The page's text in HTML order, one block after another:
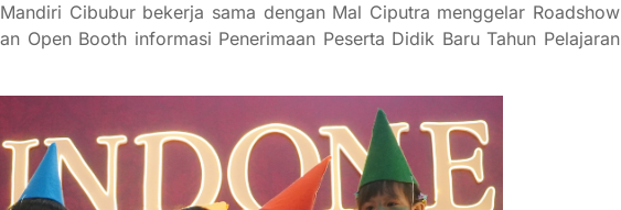
Cibubur bekerja sama dengan Mal Ciputra menggelar Roadshow
Open Booth informasi Penerimaan Peserta Didik Baru Tahun Pelajaran